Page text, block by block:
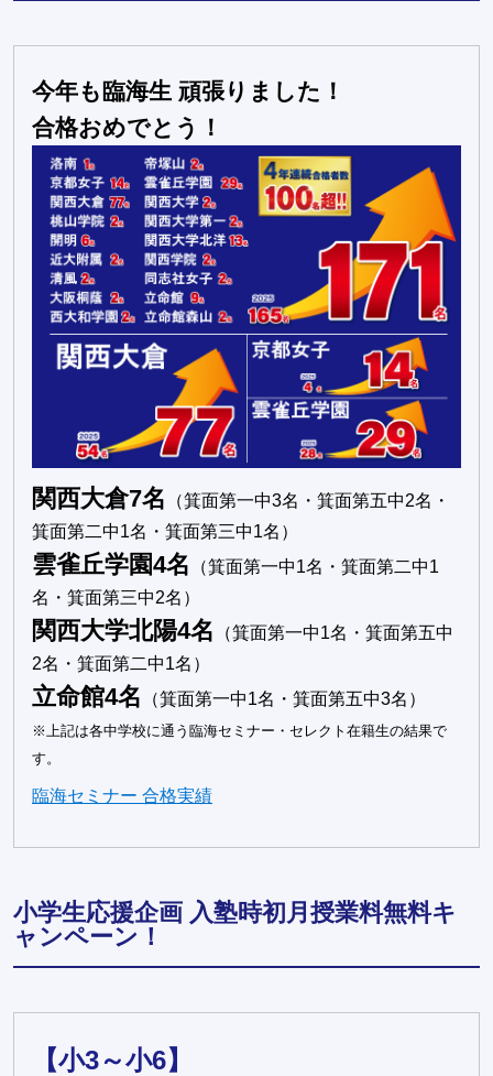
今年も臨海生 頑張りました！
合格おめでとう！
関西大倉7名
（箕面第一中3名・箕面第五中2名・
箕面第二中1名・箕面第三中1名）
雲雀丘学園4名
（箕面第一中1名・箕面第二中1
名・箕面第三中2名）
関西大学北陽4名
（箕面第一中1名・箕面第五中
2名・箕面第二中1名）
立命館4名 （箕面第一中1名・箕面第五中3名）
※上記は各中学校に通う臨海セミナー・セレクト在籍生の結果で
す。
臨海セミナー 合格実績
小学生応援企画 入塾時初月授業料無料キ
ャンペーン！
【小3～小6】